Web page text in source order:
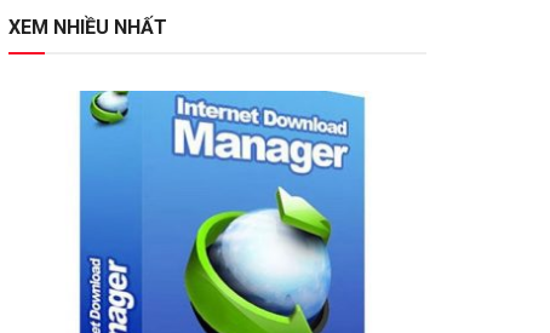
XEM NHIỀU NHẤT